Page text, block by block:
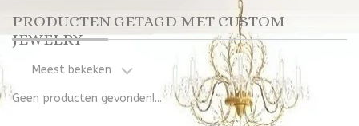
PRODUCTEN GETAGD MET CUSTOM
JEWELRY
Meest bekeken
Geen producten gevonden!...